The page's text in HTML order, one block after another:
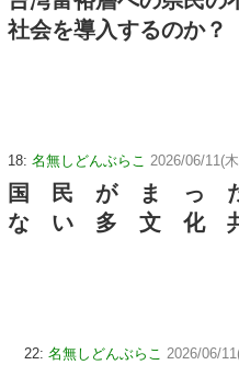
社会を導入するのか？
18: 名無しどんぶらこ 2026/06/11(
国 民 が ま っ
な い 多 文 化
22: 名無しどんぶらこ 2026/06/